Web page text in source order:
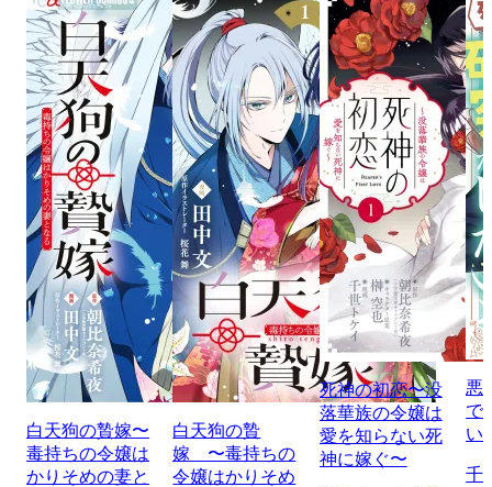
白天狗の贄嫁〜
毒持ちの令嬢は
かりそめの妻と
白天狗の贄
嫁 〜毒持ちの
令嬢はかりそめ
死神の初恋〜没
落華族の令嬢は
愛を知らない死
神に嫁ぐ〜
悪
で
い
千